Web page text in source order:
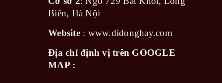
Chế độ quay về trước (Forward-facing).
Babyro i-Spinsafelà một quyết định tài
Biên, Hà Nội
Website: www.didonghay.com
Địa chỉ định vị trên GOOGLE
MAP :